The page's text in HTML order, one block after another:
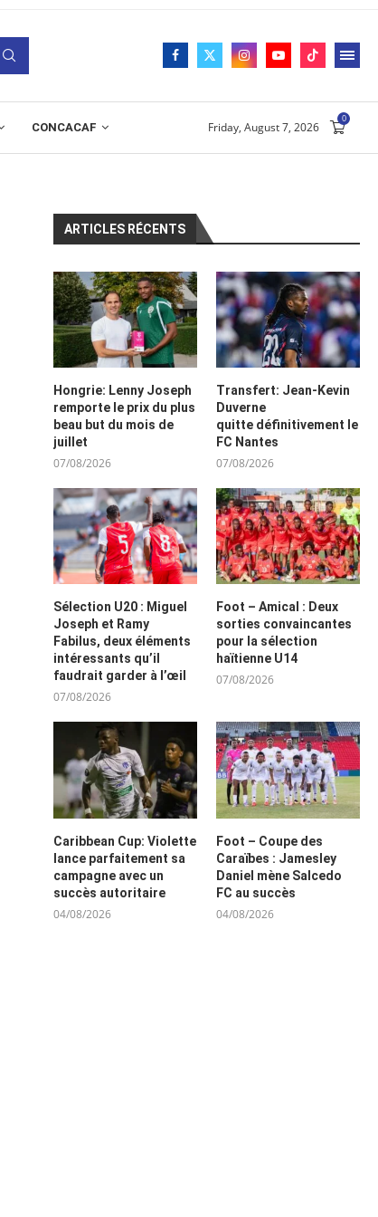
CONCACAF Friday, August 7, 2026
0
ARTICLES RÉCENTS
Hongrie: Lenny Joseph
remporte le prix du plus
beau but du mois de
juillet
07/08/2026
Transfert: Jean-Kevin
Duverne
quitte définitivement le
FC Nantes
07/08/2026
Sélection U20 : Miguel
Joseph et Ramy
Fabilus, deux éléments
intéressants qu’il
faudrait garder à l’œil
07/08/2026
Foot – Amical : Deux
sorties convaincantes
pour la sélection
haïtienne U14
07/08/2026
Caribbean Cup: Violette
lance parfaitement sa
campagne avec un
succès autoritaire
04/08/2026
Foot – Coupe des
Caraïbes : Jamesley
Daniel mène Salcedo
FC au succès
04/08/2026